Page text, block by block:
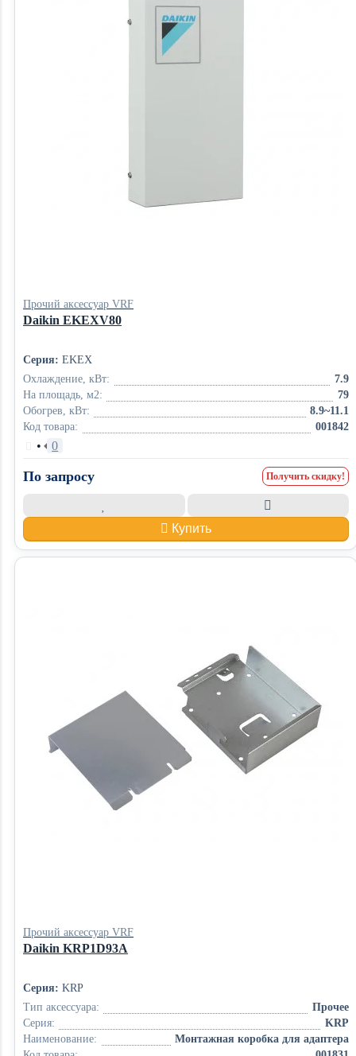
Прочий аксессуар VRF
Daikin EKEXV80
Серия: EKEX
Охлаждение, кВт:
7.9
На площадь, м2:
79
Обогрев, кВт:
8.9~11.1
Код товара:
001842
• 0
По запросу Получить скидку!
Купить
Прочий аксессуар VRF
Daikin KRP1D93A
Серия: KRP
Тип аксессуара:
Прочее
Серия:
KRP
Наименование:
Монтажная коробка для адаптера